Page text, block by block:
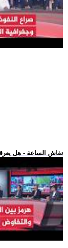
.. نقاش الساعة - هل